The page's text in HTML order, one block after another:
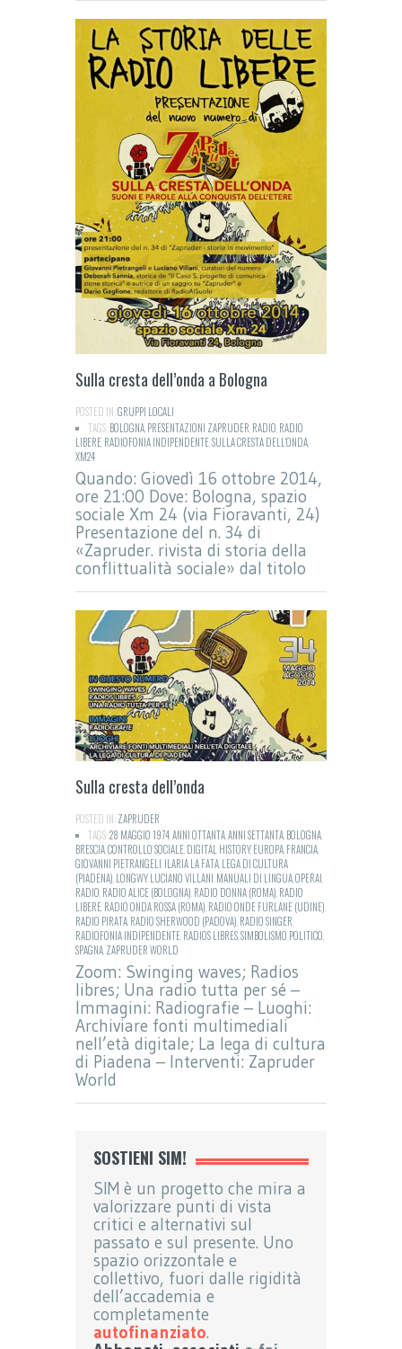
Sulla cresta dell’onda a Bologna
POSTED IN:GRUPPI LOCALI
TAGS:BOLOGNA,PRESENTAZIONI ZAPRUDER,RADIO,RADIO
LIBERE,RADIOFONIA INDIPENDENTE,SULLA CRESTA DELL'ONDA,
XM24
Quando: Giovedì 16 ottobre 2014,
ore 21:00 Dove: Bologna, spazio
sociale Xm 24 (via Fioravanti, 24)
Presentazione del n. 34 di
«Zapruder. rivista di storia della
conflittualità sociale» dal titolo
Sulla cresta dell’onda
POSTED IN:ZAPRUDER
TAGS:28 MAGGIO 1974,ANNI OTTANTA,ANNI SETTANTA,BOLOGNA,
BRESCIA,CONTROLLO SOCIALE,DIGITAL HISTORY,EUROPA,FRANCIA,
GIOVANNI PIETRANGELI,ILARIA LA FATA,LEGA DI CULTURA
(PIADENA),LONGWY,LUCIANO VILLANI,MANUALI DI LINGUA,OPERAI,
RADIO,RADIO ALICE (BOLOGNA),RADIO DONNA (ROMA),RADIO
LIBERE,RADIO ONDA ROSSA (ROMA),RADIO ONDE FURLANE (UDINE),
RADIO PIRATA,RADIO SHERWOOD (PADOVA),RADIO SINGER,
RADIOFONIA INDIPENDENTE,RADIOS LIBRES,SIMBOLISMO POLITICO,
SPAGNA,ZAPRUDER WORLD
Zoom: Swinging waves; Radios
libres; Una radio tutta per sé –
Immagini: Radiografie – Luoghi:
Archiviare fonti multimediali
nell’età digitale; La lega di cultura
di Piadena – Interventi: Zapruder
World
SOSTIENI SIM!
SIM è un progetto che mira a
valorizzare punti di vista
critici e alternativi sul
passato e sul presente. Uno
spazio orizzontale e
collettivo, fuori dalle rigidità
dell’accademia e
completamente
autofinanziato.